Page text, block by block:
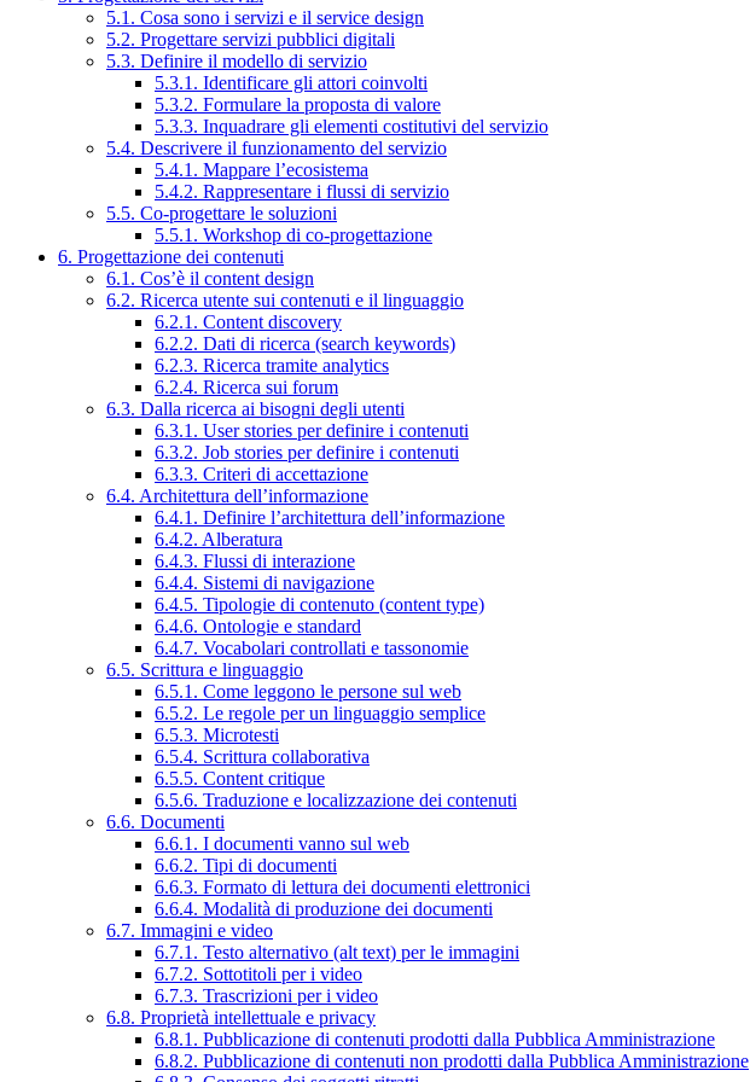
5.1. Cosa sono i servizi e il service design
5.2. Progettare servizi pubblici digitali
5.3. Definire il modello di servizio
5.3.1. Identificare gli attori coinvolti
5.3.2. Formulare la proposta di valore
5.3.3. Inquadrare gli elementi costitutivi del servizio
5.4. Descrivere il funzionamento del servizio
5.4.1. Mappare l’ecosistema
5.4.2. Rappresentare i flussi di servizio
5.5. Co-progettare le soluzioni
5.5.1. Workshop di co-progettazione
6. Progettazione dei contenuti
6.1. Cos’è il content design
6.2. Ricerca utente sui contenuti e il linguaggio
6.2.1. Content discovery
6.2.2. Dati di ricerca (search keywords)
6.2.3. Ricerca tramite analytics
6.2.4. Ricerca sui forum
6.3. Dalla ricerca ai bisogni degli utenti
6.3.1. User stories per definire i contenuti
6.3.2. Job stories per definire i contenuti
6.3.3. Criteri di accettazione
6.4. Architettura dell’informazione
6.4.1. Definire l’architettura dell’informazione
6.4.2. Alberatura
6.4.3. Flussi di interazione
6.4.4. Sistemi di navigazione
6.4.5. Tipologie di contenuto (content type)
6.4.6. Ontologie e standard
6.4.7. Vocabolari controllati e tassonomie
6.5. Scrittura e linguaggio
6.5.1. Come leggono le persone sul web
6.5.2. Le regole per un linguaggio semplice
6.5.3. Microtesti
6.5.4. Scrittura collaborativa
6.5.5. Content critique
6.5.6. Traduzione e localizzazione dei contenuti
6.6. Documenti
6.6.1. I documenti vanno sul web
6.6.2. Tipi di documenti
6.6.3. Formato di lettura dei documenti elettronici
6.6.4. Modalità di produzione dei documenti
6.7. Immagini e video
6.7.1. Testo alternativo (alt text) per le immagini
6.7.2. Sottotitoli per i video
6.7.3. Trascrizioni per i video
6.8. Proprietà intellettuale e privacy
6.8.1. Pubblicazione di contenuti prodotti dalla Pubblica Amministrazione
6.8.2. Pubblicazione di contenuti non prodotti dalla Pubblica Amministrazione